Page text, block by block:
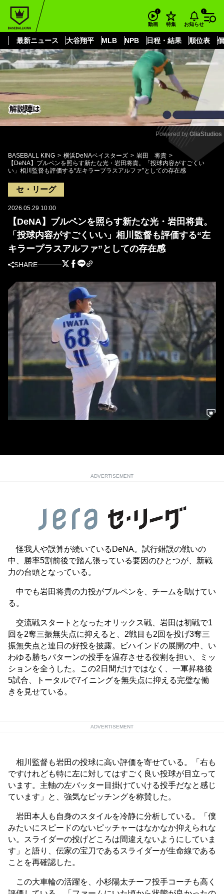
動画 特集 お知らせ
最新ニュース 大谷翔平 MLB NPB 日程・結果 順位表
もっと見る
Mute
Powered by GliaStudios
BASEBALL KING 横浜DeNAベイスターズ
岩田 将貴
【DeNA】ブルペンを照らす新たな光・岩田将貴。「投球内容がすごくい
い」相川監督も評価する“左キラープラスアルファ”としての存在感
セ・リーグ
2026.05.29 10:00
【DeNA】ブルペンを照らす新たな光・岩田将貴。
「投球内容がすごくいい」相川監督も評価する“左
キラープラスアルファ”としての存在感
SHARE
ADVERTISEMENT
怪我人や誤算が続いているDeNA。試行錯誤の戦いの
中、勝率5割前後で踏ん張っている要因のひとつが、新戦
力の台頭となっている。
中でも岩田将貴の力投がブルペンを、チームを助けてい
る。
交流戦スタートとなったオリックス戦、岩田は初戦で1
回を2奪三振無失点に抑えると、2戦目も2回を投げ3奪三
振無失点と連日の好投を披露。ビハインドの展開の中、い
わゆる勝ちパターンの投手を温存させる役割を担い、ミッ
ションを全うした。この2日間だけではなく、一軍昇格後
5試合、トータルで7イニングを無失点に抑える完璧な働
きを見せている。
ADVERTISEMENT
相川監督も岩田の投球に高い評価を寄せている。「右も
ですけれども特に左に対してはすごく良い投球が目立って
います。主軸の左バッター目掛けていける投手だなと感じ
ています」と、強気なピッチングを称賛した。
岩田本人も自身のスタイルを冷静に分析している。「僕
みたいにスピードのないピッチャーはなかなか抑えられな
い。スライダーの投げどころは間違えないようにしていま
す」と語り、伝家の宝刀であるスライダーが生命線である
ことを再確認した。
この大車輪の活躍を、小杉陽太チーフ投手コーチも高く